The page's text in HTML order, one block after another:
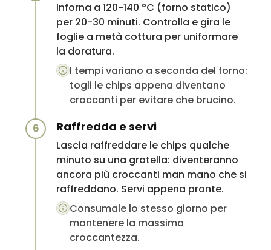
Inforna a 120-140 °C (forno statico)
per 20-30 minuti. Controlla e gira le
foglie a metà cottura per uniformare
la doratura.
I tempi variano a seconda del forno:
togli le chips appena diventano
croccanti per evitare che brucino.
6 Raffredda e servi
Lascia raffreddare le chips qualche
minuto su una gratella: diventeranno
ancora più croccanti man mano che si
raffreddano. Servi appena pronte.
Consumale lo stesso giorno per
mantenere la massima
croccantezza.